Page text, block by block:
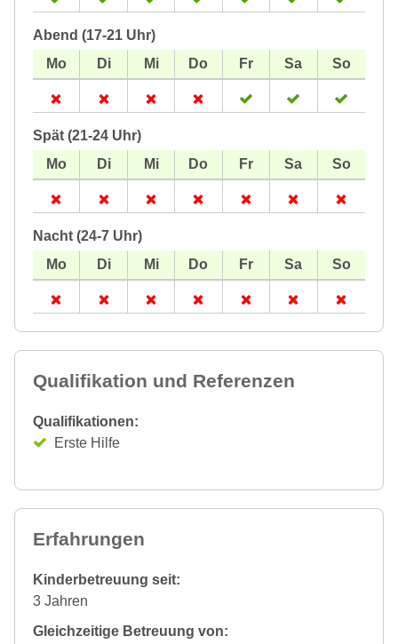
Abend (17-21 Uhr)
Spät (21-24 Uhr)
Nacht (24-7 Uhr)
Qualifikation und Referenzen
Qualifikationen:
Erste Hilfe
Erfahrungen
Kinderbetreuung seit:
3 Jahren
Gleichzeitige Betreuung von: